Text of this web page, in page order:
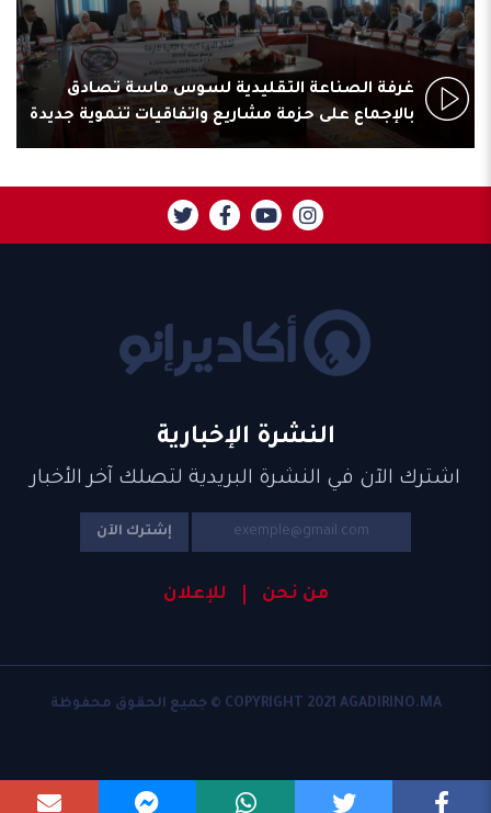
غرفة الصناعة التقليدية لسوس ماسة تصادق
بالإجماع على حزمة مشاريع واتفاقيات تنموية جديدة
النشرة الإخبارية
اشترك الآن في النشرة البريدية لتصلك آخر الأخبار
إشترك الآن
من نحن للإعلان
COPYRIGHT 2021 AGADIRINO.MA © جميع الحقوق محفوظة